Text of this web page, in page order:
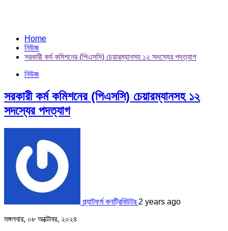
Home
নিউজ
সরকারী কর্ম কমিশনের (পিএসসি) চেয়ারম্যানসহ ১২ সদস্যের পদত্যাগ
নিউজ
সরকারী কর্ম কমিশনের (পিএসসি) চেয়ারম্যানসহ ১২
সদস্যের পদত্যাগ
প্ল্যাটফর্ম কনট্রিবিউটর 2 years ago
মঙ্গলবার, ০৮ অক্টোবর, ২০২৪